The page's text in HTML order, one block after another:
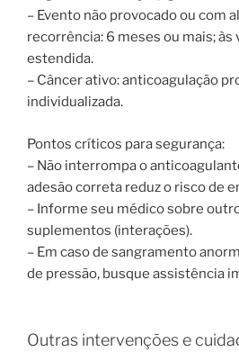
– Evento não provocado ou com
recorrência: 6 meses ou mais; às
estendida.
– Câncer ativo: anticoagulação
individualizada.
Pontos críticos para segurança:
– Não interrompa o
adesão correta reduz o risco de
– Informe seu médico sobre
suplementos (interações).
– Em caso de sangramento
de pressão, busque assistência
Outras intervenções e